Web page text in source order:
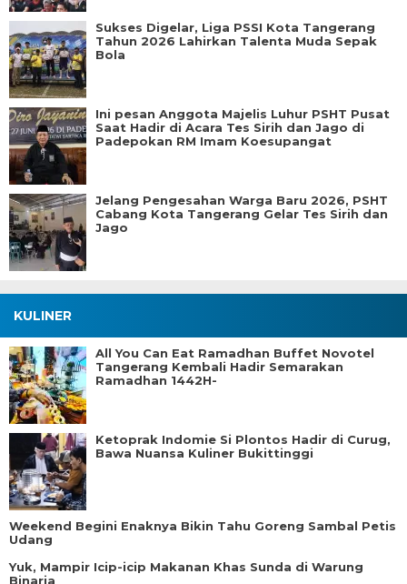
Sukses Digelar, Liga PSSI Kota Tangerang
Tahun 2026 Lahirkan Talenta Muda Sepak
Bola
Ini pesan Anggota Majelis Luhur PSHT Pusat
Saat Hadir di Acara Tes Sirih dan Jago di
Padepokan RM Imam Koesupangat
Jelang Pengesahan Warga Baru 2026, PSHT
Cabang Kota Tangerang Gelar Tes Sirih dan
Jago
KULINER
All You Can Eat Ramadhan Buffet Novotel
Tangerang Kembali Hadir Semarakan
Ramadhan 1442H-
Ketoprak Indomie Si Plontos Hadir di Curug,
Bawa Nuansa Kuliner Bukittinggi
Weekend Begini Enaknya Bikin Tahu Goreng Sambal Petis
Udang
Yuk, Mampir Icip-icip Makanan Khas Sunda di Warung
Binaria